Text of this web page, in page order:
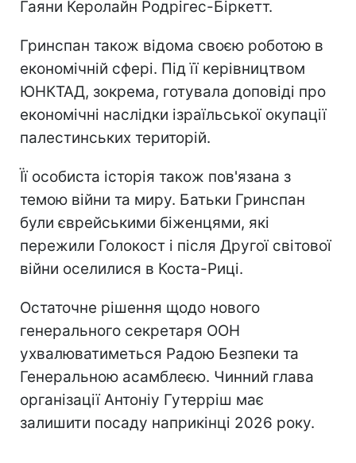
Гаяни Керолайн Родрігес-Біркетт.
Гринспан також відома своєю роботою в
економічній сфері. Під її керівництвом
ЮНКТАД, зокрема, готувала доповіді про
економічні наслідки ізраїльської окупації
палестинських територій.
Її особиста історія також пов'язана з
темою війни та миру. Батьки Гринспан
були єврейськими біженцями, які
пережили Голокост і після Другої світової
війни оселилися в Коста-Риці.
Остаточне рішення щодо нового
генерального секретаря ООН
ухвалюватиметься Радою Безпеки та
Генеральною асамблеєю. Чинний глава
організації Антоніу Гутерріш має
залишити посаду наприкінці 2026 року.